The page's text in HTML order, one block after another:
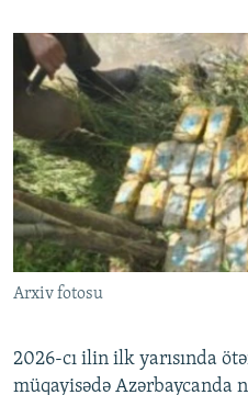
Arxiv fotosu
2026-cı ilin ilk yarısında
müqayisədə Azərbaycanda